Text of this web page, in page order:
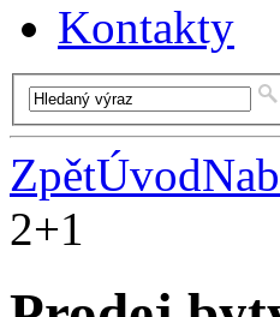
Kontakty
ZpětÚvod
2+1